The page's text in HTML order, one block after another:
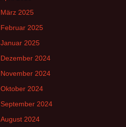
März 2025
Februar 2025
Januar 2025
Dezember 2024
November 2024
Oktober 2024
September 2024
August 2024